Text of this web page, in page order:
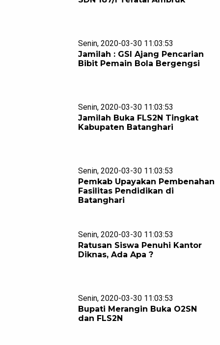
Senin, 2020-03-30 11:03:53
Jamilah : GSI Ajang Pencarian
Bibit Pemain Bola Bergengsi
Senin, 2020-03-30 11:03:53
Jamilah Buka FLS2N Tingkat
Kabupaten Batanghari
Senin, 2020-03-30 11:03:53
Pemkab Upayakan Pembenahan
Fasilitas Pendidikan di
Batanghari
Senin, 2020-03-30 11:03:53
Ratusan Siswa Penuhi Kantor
Diknas, Ada Apa ?
Senin, 2020-03-30 11:03:53
Bupati Merangin Buka O2SN
dan FLS2N